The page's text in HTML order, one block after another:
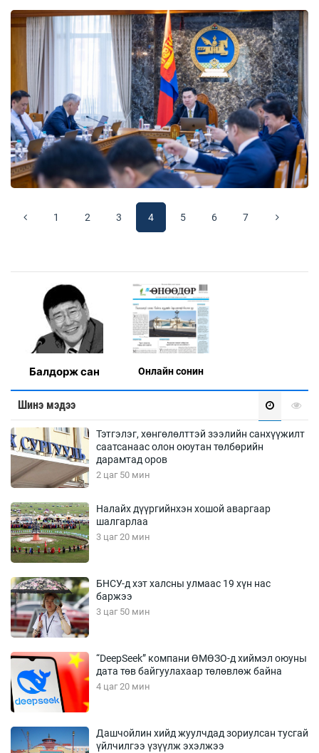
1 2 3 4 5 6 7
Балдорж сан Онлaйн сонин
Шинэ мэдээ
Тэтгэлэг, хөнгөлөлттэй зээлийн санхүүжилт
саатсанаас олон оюутан төлбөрийн
дарамтад оров
2 цаг 50 мин
Налайх дүүргийнхэн хошой аваргаар
шалгарлаа
3 цаг 20 мин
БНСУ-д хэт халсны улмаас 19 хүн нас
баржээ
3 цаг 50 мин
“DeepSeek” компани ӨМӨЗО-д хиймэл оюуны
дата төв байгуулахаар төлөвлөж байна
4 цаг 20 мин
Дашчойлин хийд жуулчдад зориулсан тусгай
үйлчилгээ үзүүлж эхэлжээ